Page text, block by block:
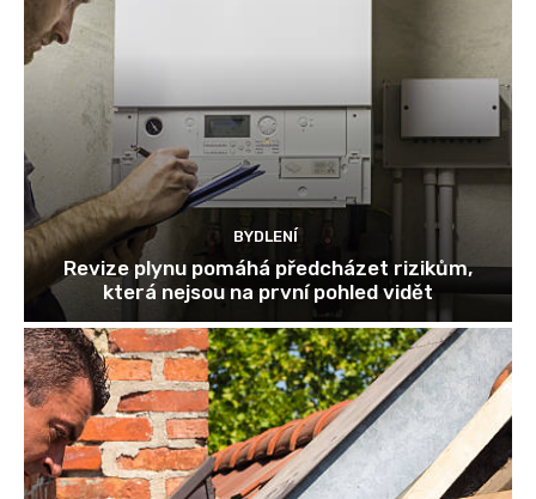
BYDLENÍ
Revize plynu pomáhá předcházet rizikům,
která nejsou na první pohled vidět